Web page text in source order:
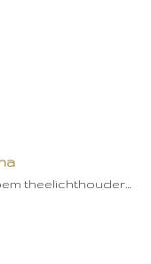
theelichthouder…